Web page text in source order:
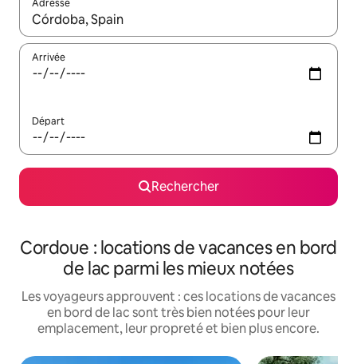
Adresse
Lorsque les résultats s'affichent, utilisez les flèches vers le
Arrivée
Départ
Rechercher
Cordoue : locations de vacances en bord
de lac parmi les mieux notées
Les voyageurs approuvent : ces locations de vacances
en bord de lac sont très bien notées pour leur
emplacement, leur propreté et bien plus encore.